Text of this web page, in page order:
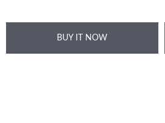
BUY IT NOW